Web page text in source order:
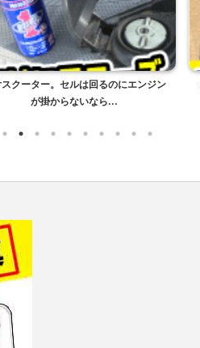
ー防風対策のミドルレイヤー。モンベ
ル・ライトシェル...